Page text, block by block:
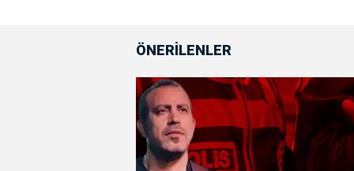
ÖNERİLENLER